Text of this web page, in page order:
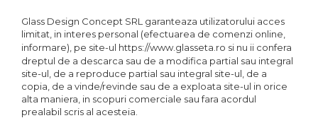
Glass Design Concept SRL garanteaza utilizatorului acces
limitat, in interes personal (efectuarea de comenzi online,
informare), pe site-ul https://www.glasseta.ro si nu ii confera
dreptul de a descarca sau de a modifica partial sau integral
site-ul, de a reproduce partial sau integral site-ul, de a
copia, de a vinde/revinde sau de a exploata site-ul in orice
alta maniera, in scopuri comerciale sau fara acordul
prealabil scris al acesteia.